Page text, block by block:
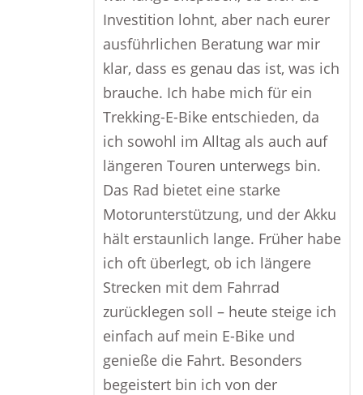
Investition lohnt, aber nach eurer
ausführlichen Beratung war mir
klar, dass es genau das ist, was ich
brauche. Ich habe mich für ein
Trekking-E-Bike entschieden, da
ich sowohl im Alltag als auch auf
längeren Touren unterwegs bin.
Das Rad bietet eine starke
Motorunterstützung, und der Akku
hält erstaunlich lange. Früher habe
ich oft überlegt, ob ich längere
Strecken mit dem Fahrrad
zurücklegen soll – heute steige ich
einfach auf mein E-Bike und
genieße die Fahrt. Besonders
begeistert bin ich von der